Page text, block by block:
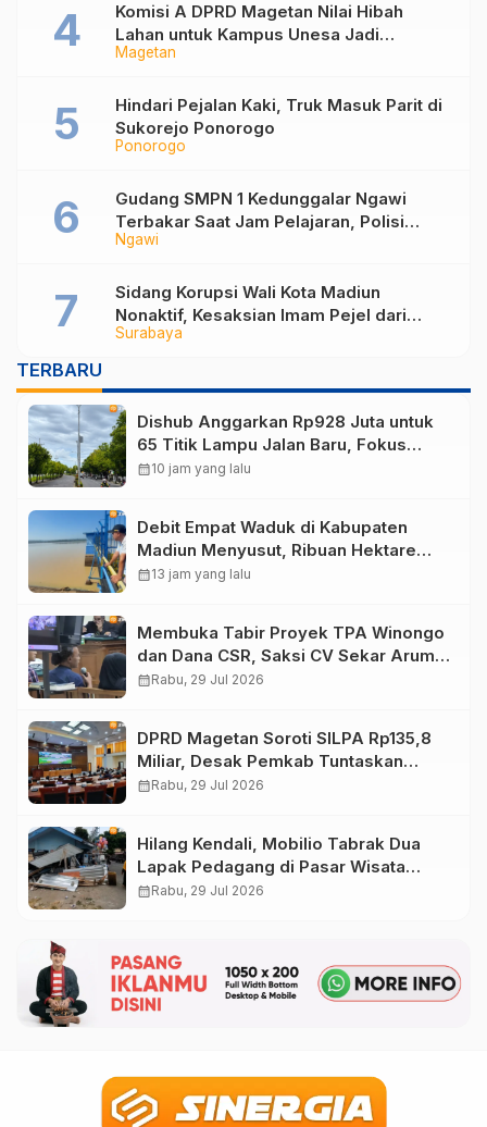
Magetan
Komisi A DPRD Magetan Nilai Hibah
Lahan untuk Kampus Unesa Jadi
Investasi Jangka Panjang Daerah
Ponorogo
Hindari Pejalan Kaki, Truk Masuk Parit di
Sukorejo Ponorogo
Ngawi
Gudang SMPN 1 Kedunggalar Ngawi
Terbakar Saat Jam Pelajaran, Polisi
Selidiki Penyebab Kebakaran
Surabaya
Sidang Korupsi Wali Kota Madiun
Nonaktif, Kesaksian Imam Pejel dari
Relawan hingga Soal Rekening Rp 7
TERBARU
Dishub Anggarkan Rp928 Juta untuk
65 Titik Lampu Jalan Baru, Fokus
Terangi Jalur Rawan Kecelakaan
calendar_month10 jam yang lalu
Debit Empat Waduk di Kabupaten
Madiun Menyusut, Ribuan Hektare
Sawah Terancam Kekurangan Air
calendar_month13 jam yang lalu
Membuka Tabir Proyek TPA Winongo
dan Dana CSR, Saksi CV Sekar Arum
Ungkap Fakta
calendar_monthRabu, 29 Jul 2026
DPRD Magetan Soroti SILPA Rp135,8
Miliar, Desak Pemkab Tuntaskan
Kelebihan Bayar Proyek
calendar_monthRabu, 29 Jul 2026
Hilang Kendali, Mobilio Tabrak Dua
Lapak Pedagang di Pasar Wisata
Plaosan Magetan
calendar_monthRabu, 29 Jul 2026